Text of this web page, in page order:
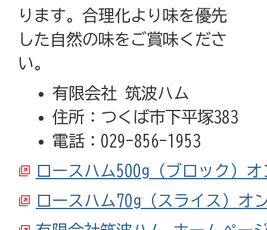
ります。合理化より味を優先
した自然の味をご賞味くださ
い。
有限会社 筑波ハム
住所：つくば市下平塚383
電話：029-856-1953
ロースハム500g（ブロック）
ロースハム70g（スライス）オ